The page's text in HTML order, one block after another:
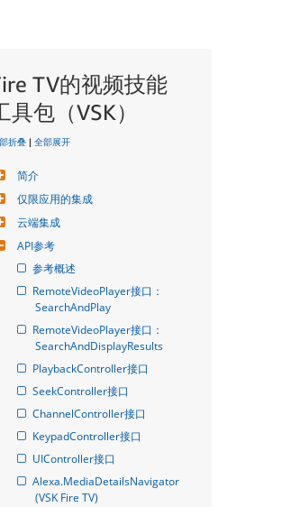
TV的视频技能
具包（VSK）
折叠 | 全部展开
简介
仅限应用的集成
云端集成
API参考
参考概述
RemoteVideoPlayer接口：
SearchAndPlay
RemoteVideoPlayer接口：
SearchAndDisplayResults
PlaybackController接口
SeekController接口
ChannelController接口
KeypadController接口
UIController接口
Alexa.MediaDetailsNavigator
(VSK Fire TV)